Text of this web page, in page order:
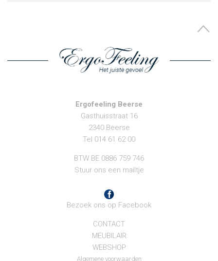
Ergofeeling Beerse
Gasthuisstraat 16
2340 Beerse
Tel 014 61 62 00
BTW BE 0886 759 746
Stuur ons een mailtje
Bezoek ons op Facebook
CONTACT
MEUBILAIR
WEBSHOP
Algemene voorwaarden